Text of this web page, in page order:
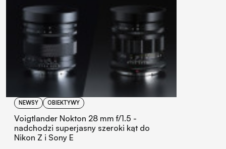
NEWSY OBIEKTYWY
Voigtlander Nokton 28 mm f/1.5 -
nadchodzi superjasny szeroki kąt do
Nikon Z i Sony E